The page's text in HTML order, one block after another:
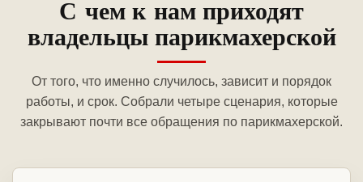
С чем к нам приходят
владельцы парикмахерской
От того, что именно случилось, зависит и порядок
работы, и срок. Собрали четыре сценария, которые
закрывают почти все обращения по парикмахерской.